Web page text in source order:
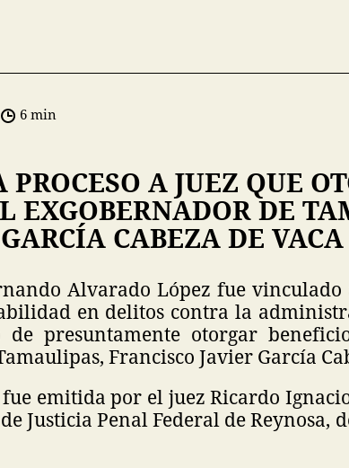
6 min
A JUEZ QUE
EXGOBERNADOR DE
CABEZA DE VACA
Alvarado López fue vinculado
en delitos contra la
de presuntamente otorgar
Francisco Javier García
emitida por el juez Ricardo
Justicia Penal Federal de Reynosa,